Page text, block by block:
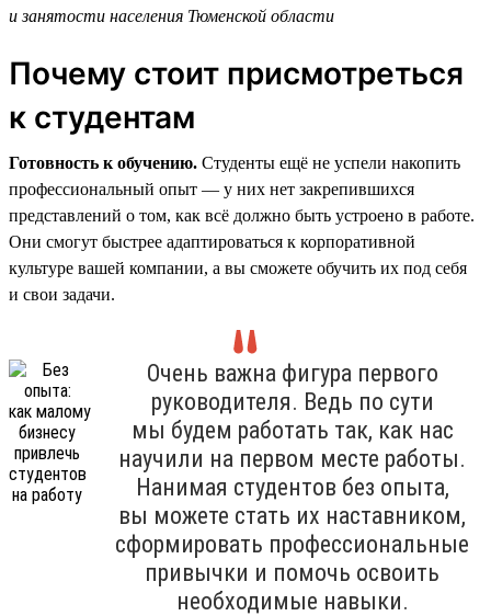
и занятости населения Тюменской области
Почему стоит присмотреться
к студентам
Готовность к обучению. Студенты ещё не успели накопить
профессиональный опыт — у них нет закрепившихся
представлений о том, как всё должно быть устроено в работе.
Они смогут быстрее адаптироваться к корпоративной
культуре вашей компании, а вы сможете обучить их под себя
и свои задачи.
Очень важна фигура первого
руководителя. Ведь по сути
мы будем работать так, как нас
научили на первом месте работы.
Нанимая студентов без опыта,
вы можете стать их наставником,
сформировать профессиональные
привычки и помочь освоить
необходимые навыки.